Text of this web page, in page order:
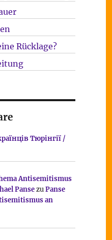
Rücklage?
Тюрінгії /
Antisemitismus
PansezuPanse
an